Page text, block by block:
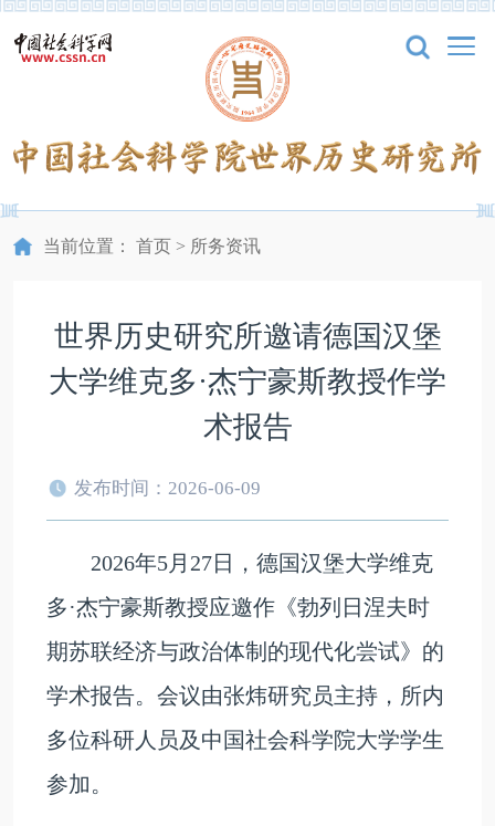
当前位置： 首页> 所务资讯
世界历史研究所邀请德国汉堡
大学维克多·杰宁豪斯教授作学
术报告
发布时间：2026-06-09
2026年5月27日，德国汉堡大学维克
多·杰宁豪斯教授应邀作《勃列日涅夫时
期苏联经济与政治体制的现代化尝试》的
学术报告。会议由张炜研究员主持，所内
多位科研人员及中国社会科学院大学学生
参加。